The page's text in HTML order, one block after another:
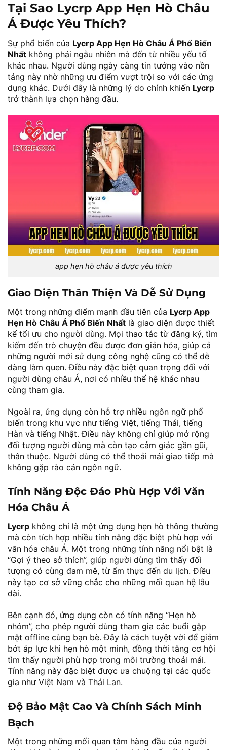
Tại Sao Lycrp App Hẹn Hò Châu
Á Được Yêu Thích?
Sự phổ biến của Lycrp App Hẹn Hò Châu Á Phổ Biến
Nhất không phải ngẫu nhiên mà đến từ nhiều yếu tố
khác nhau. Người dùng ngày càng tin tưởng vào nền
tảng này nhờ những ưu điểm vượt trội so với các ứng
dụng khác. Dưới đây là những lý do chính khiến Lycrp
trở thành lựa chọn hàng đầu.
app hẹn hò châu á được yêu thích
Giao Diện Thân Thiện Và Dễ Sử Dụng
Một trong những điểm mạnh đầu tiên của Lycrp App
Hẹn Hò Châu Á Phổ Biến Nhất là giao diện được thiết
kế tối ưu cho người dùng. Mọi thao tác từ đăng ký, tìm
kiếm đến trò chuyện đều được đơn giản hóa, giúp cả
những người mới sử dụng công nghệ cũng có thể dễ
dàng làm quen. Điều này đặc biệt quan trọng đối với
người dùng châu Á, nơi có nhiều thế hệ khác nhau
cùng tham gia.
Ngoài ra, ứng dụng còn hỗ trợ nhiều ngôn ngữ phổ
biến trong khu vực như tiếng Việt, tiếng Thái, tiếng
Hàn và tiếng Nhật. Điều này không chỉ giúp mở rộng
đối tượng người dùng mà còn tạo cảm giác gần gũi,
thân thuộc. Người dùng có thể thoải mái giao tiếp mà
không gặp rào cản ngôn ngữ.
Tính Năng Độc Đáo Phù Hợp Với Văn
Hóa Châu Á
Lycrp không chỉ là một ứng dụng hẹn hò thông thường
mà còn tích hợp nhiều tính năng đặc biệt phù hợp với
văn hóa châu Á. Một trong những tính năng nổi bật là
“Gợi ý theo sở thích”, giúp người dùng tìm thấy đối
tượng có cùng đam mê, từ ẩm thực đến du lịch. Điều
này tạo cơ sở vững chắc cho những mối quan hệ lâu
dài.
Bên cạnh đó, ứng dụng còn có tính năng “Hẹn hò
nhóm”, cho phép người dùng tham gia các buổi gặp
mặt offline cùng bạn bè. Đây là cách tuyệt vời để giảm
bớt áp lực khi hẹn hò một mình, đồng thời tăng cơ hội
tìm thấy người phù hợp trong môi trường thoải mái.
Tính năng này đặc biệt được ưa chuộng tại các quốc
gia như Việt Nam và Thái Lan.
Độ Bảo Mật Cao Và Chính Sách Minh
Bạch
Một trong những mối quan tâm hàng đầu của người